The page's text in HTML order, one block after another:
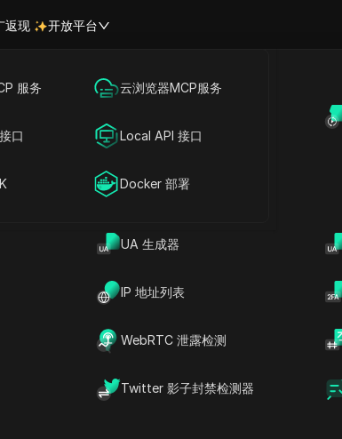
UA 生成器
IP 地址列表
WebRTC 泄露检测
Twitter 影子封禁检测器
返现 开放平台
服务 云浏览器MCP服务
口 Local API 接口
Docker 部署
AI 账号
之间无缝
每月
天就开始